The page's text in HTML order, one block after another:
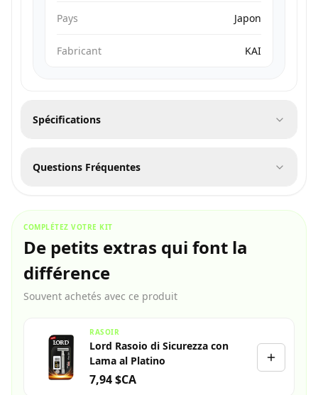
Pays Japon
Fabricant KAI
Spécifications
Questions Fréquentes
COMPLÉTEZ VOTRE KIT
De petits extras qui font la
différence
Souvent achetés avec ce produit
RASOIR
Lord Rasoio di Sicurezza con
Lama al Platino
7,94 $CA